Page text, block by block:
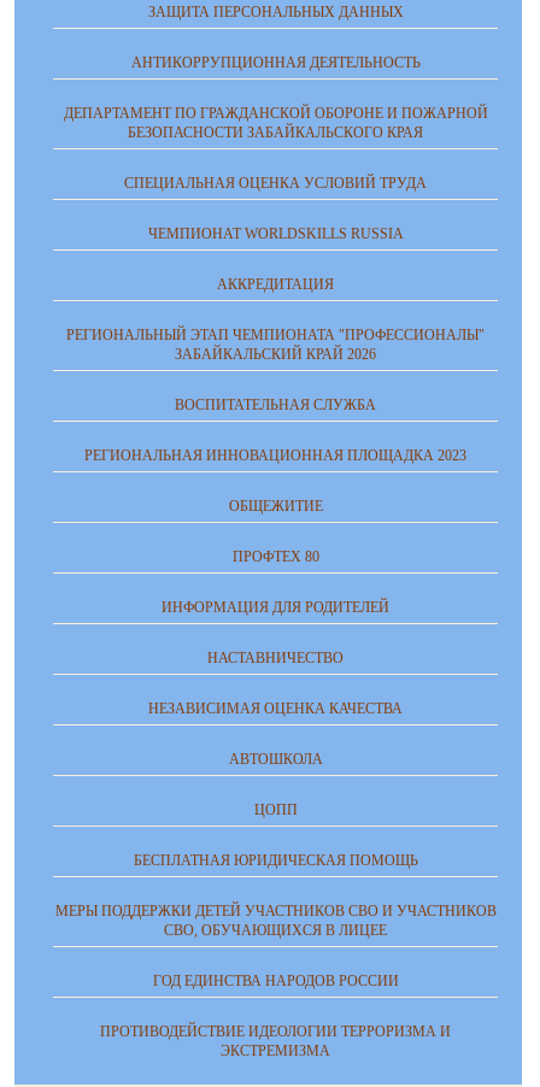
ЗАЩИТА ПЕРСОНАЛЬНЫХ ДАННЫХ
АНТИКОРРУПЦИОННАЯ ДЕЯТЕЛЬНОСТЬ
ДЕПАРТАМЕНТ ПО ГРАЖДАНСКОЙ ОБОРОНЕ И ПОЖАРНОЙ
БЕЗОПАСНОСТИ ЗАБАЙКАЛЬСКОГО КРАЯ
СПЕЦИАЛЬНАЯ ОЦЕНКА УСЛОВИЙ ТРУДА
ЧЕМПИОНАТ WORLDSKILLS RUSSIA
АККРЕДИТАЦИЯ
РЕГИОНАЛЬНЫЙ ЭТАП ЧЕМПИОНАТА "ПРОФЕССИОНАЛЫ"
ЗАБАЙКАЛЬСКИЙ КРАЙ 2026
ВОСПИТАТЕЛЬНАЯ СЛУЖБА
РЕГИОНАЛЬНАЯ ИННОВАЦИОННАЯ ПЛОЩАДКА 2023
ОБЩЕЖИТИЕ
ПРОФТЕХ 80
ИНФОРМАЦИЯ ДЛЯ РОДИТЕЛЕЙ
НАСТАВНИЧЕСТВО
НЕЗАВИСИМАЯ ОЦЕНКА КАЧЕСТВА
АВТОШКОЛА
ЦОПП
БЕСПЛАТНАЯ ЮРИДИЧЕСКАЯ ПОМОЩЬ
МЕРЫ ПОДДЕРЖКИ ДЕТЕЙ УЧАСТНИКОВ СВО И УЧАСТНИКОВ
СВО, ОБУЧАЮЩИХСЯ В ЛИЦЕЕ
ГОД ЕДИНСТВА НАРОДОВ РОССИИ
ПРОТИВОДЕЙСТВИЕ ИДЕОЛОГИИ ТЕРРОРИЗМА И
ЭКСТРЕМИЗМА